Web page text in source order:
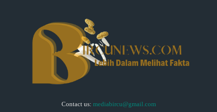
Contact us: mediabircu@gmail.com